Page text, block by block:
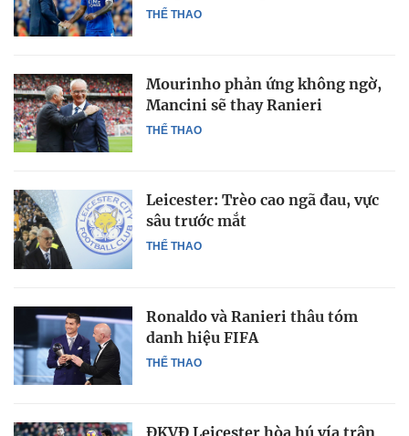
THỂ THAO
THỂ THAO
Mourinho phản ứng không ngờ,
Mancini sẽ thay Ranieri
THỂ THAO
Leicester: Trèo cao ngã đau, vực
sâu trước mắt
THỂ THAO
Ronaldo và Ranieri thâu tóm
danh hiệu FIFA